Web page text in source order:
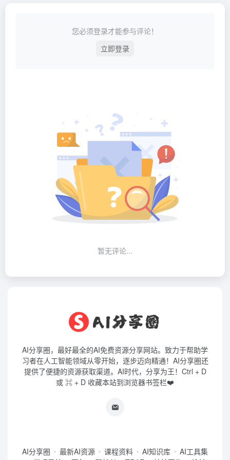
您必须登录才能参与评论！
立即登录
暂无评论...
AI分享圈，最好最全的AI免费资源分享网站。致力于帮助学
习者在人工智能领域从零开始，逐步迈向精通！AI分享圈还
提供了便捷的资源获取渠道。AI时代，分享为王！Ctrl + D
或 ⌘ + D 收藏本站到浏览器书签栏❤️
AI分享圈 最新AI资源 课程资料 AI知识库
AI工具集